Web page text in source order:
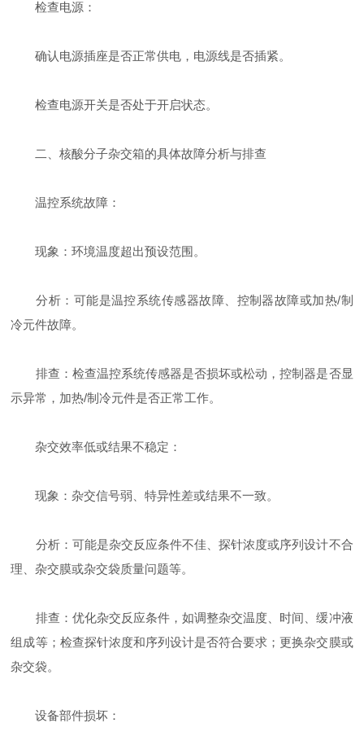
检查电源：
确认电源插座是否正常供电，电源线是否插紧。
检查电源开关是否处于开启状态。
二、核酸分子杂交箱的具体故障分析与排查
温控系统故障：
现象：环境温度超出预设范围。
分析：可能是温控系统传感器故障、控制器故障或加热/制
冷元件故障。
排查：检查温控系统传感器是否损坏或松动，控制器是否显
示异常，加热/制冷元件是否正常工作。
杂交效率低或结果不稳定：
现象：杂交信号弱、特异性差或结果不一致。
分析：可能是杂交反应条件不佳、探针浓度或序列设计不合
理、杂交膜或杂交袋质量问题等。
排查：优化杂交反应条件，如调整杂交温度、时间、缓冲液
组成等；检查探针浓度和序列设计是否符合要求；更换杂交膜或
杂交袋。
设备部件损坏：